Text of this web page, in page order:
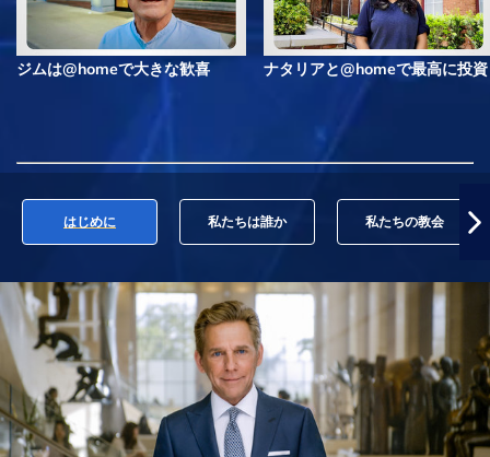
ジムは@homeで大きな歓喜 ナタリアと@homeで最高に投資
はじめに 私たちは誰か 私たちの教会